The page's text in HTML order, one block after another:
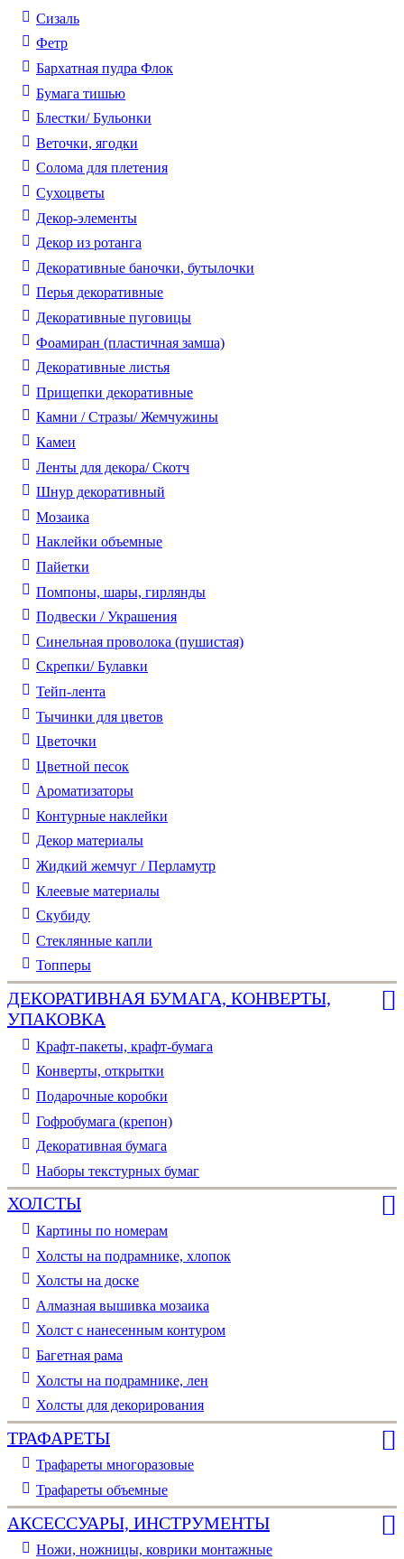
Сизаль
Фетр
Бархатная пудра Флок
Бумага тишью
Блестки/ Бульонки
Веточки, ягодки
Солома для плетения
Cухоцветы
Декор-элементы
Декор из ротанга
Декоративные баночки, бутылочки
Перья декоративные
Декоративные пуговицы
Фоамиран (пластичная замша)
Декоративные листья
Прищепки декоративные
Камни / Cтразы/ Жемчужины
Камеи
Ленты для декора/ Скотч
Шнур декоративный
Мозаика
Наклейки объемные
Пайетки
Помпоны, шары, гирлянды
Подвески / Украшения
Синельная проволока (пушистая)
Скрепки/ Булавки
Тейп-лента
Тычинки для цветов
Цветочки
Цветной песок
Ароматизаторы
Контурные наклейки
Декор материалы
Жидкий жемчуг / Перламутр
Клеевые материалы
Скубиду
Стеклянные капли
Топперы
ДЕКОРАТИВНАЯ БУМАГА, КОНВЕРТЫ,
УПАКОВКА
Крафт-пакеты, крафт-бумага
Конверты, открытки
Подарочные коробки
Гофробумага (крепон)
Декоративная бумага
Наборы текстурных бумаг
ХОЛСТЫ
Картины по номерам
Холсты на подрамнике, хлопок
Холсты на доске
Алмазная вышивка мозаика
Холст с нанесенным контуром
Багетная рама
Холсты на подрамнике, лен
Холсты для декорирования
ТРАФАРЕТЫ
Трафареты многоразовые
Трафареты объемные
АКСЕССУАРЫ, ИНСТРУМЕНТЫ
Ножи, ножницы, коврики монтажные